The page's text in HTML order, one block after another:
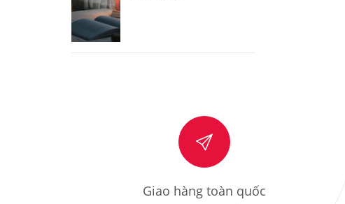
Giao hàng toàn quốc